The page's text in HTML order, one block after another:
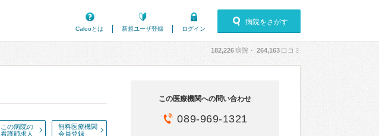
Calooとは
新規ユーザ登録 ログイン
病院をさがす
182,226病院・ 264,163 口コミ
この病院の
看護師求人
無料医療機関
会員登録
この医療機関への問い合わせ
089-969-1321